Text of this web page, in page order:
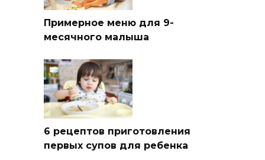
Примерное меню для 9-
месячного малыша
6 рецептов приготовления
первых супов для ребенка